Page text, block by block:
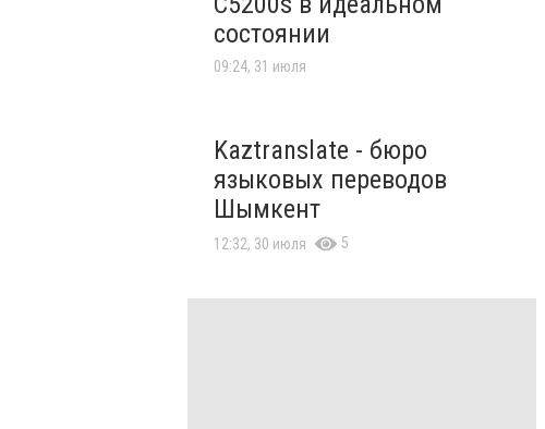
состоянии
09:24, 31 июля
Kaztranslate - бюро
языковых переводов
Шымкент
12:32, 30 июля 5